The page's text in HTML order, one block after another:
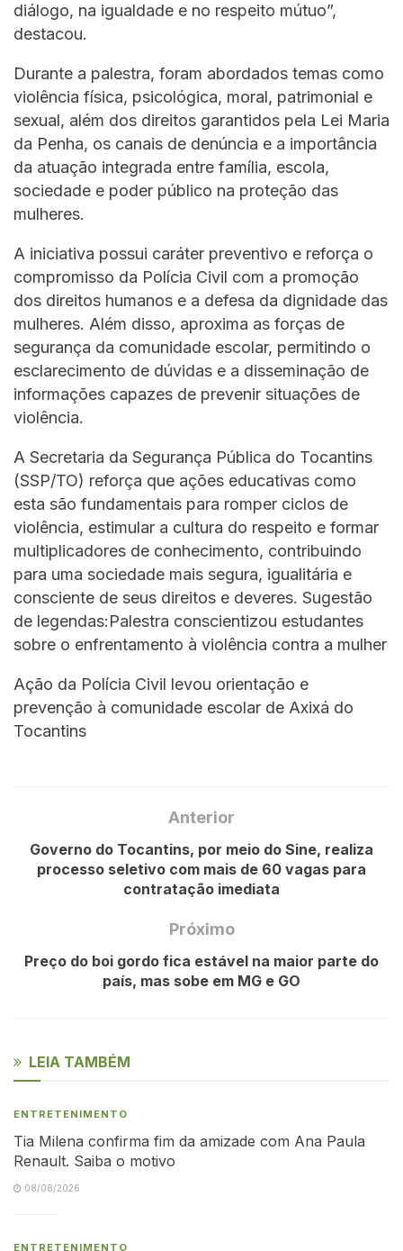
diálogo, na igualdade e no respeito mútuo”,
destacou.
Durante a palestra, foram abordados temas como
violência física, psicológica, moral, patrimonial e
sexual, além dos direitos garantidos pela Lei Maria
da Penha, os canais de denúncia e a importância
da atuação integrada entre família, escola,
sociedade e poder público na proteção das
mulheres.
A iniciativa possui caráter preventivo e reforça o
compromisso da Polícia Civil com a promoção
dos direitos humanos e a defesa da dignidade das
mulheres. Além disso, aproxima as forças de
segurança da comunidade escolar, permitindo o
esclarecimento de dúvidas e a disseminação de
informações capazes de prevenir situações de
violência.
A Secretaria da Segurança Pública do Tocantins
(SSP/TO) reforça que ações educativas como
esta são fundamentais para romper ciclos de
violência, estimular a cultura do respeito e formar
multiplicadores de conhecimento, contribuindo
para uma sociedade mais segura, igualitária e
consciente de seus direitos e deveres. Sugestão
de legendas:Palestra conscientizou estudantes
sobre o enfrentamento à violência contra a mulher
Ação da Polícia Civil levou orientação e
prevenção à comunidade escolar de Axixá do
Tocantins
Anterior
Governo do Tocantins, por meio do Sine, realiza
processo seletivo com mais de 60 vagas para
contratação imediata
Próximo
Preço do boi gordo fica estável na maior parte do
país, mas sobe em MG e GO
LEIA TAMBÉM
ENTRETENIMENTO
Tia Milena confirma fim da amizade com Ana Paula
Renault. Saiba o motivo
08/08/2026
ENTRETENIMENTO